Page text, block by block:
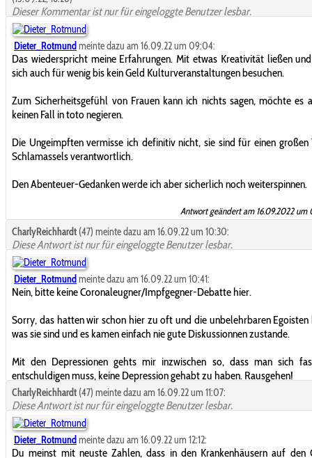
Dieser Kommentar ist nur für eingeloggte Benutzer lesbar.
Dieter_Rotmund meinte dazu am 16.09.22 um 09:04:
Das wiederspricht meine Erfahrungen. Mit etwas Kreativität ließen
sich auch für wenig bis kein Geld Kulturveranstaltungen besuchen.
Zum Sicherheitsgefühl von Frauen kann ich nichts sagen, möchte es
keinen Fall in toto negieren.
Die Ungeimpften vermisse ich definitiv nicht, sie sind für einen großen
Schlamassels verantwortlich.
Den Abenteuer-Gedanken werde ich aber sicherlich noch weiterspinnen.
Antwort geändert am 16.09.2022 um
CharlyReichhardt (47) meinte dazu am 16.09.22 um 10:30:
Diese Antwort ist nur für eingeloggte Benutzer lesbar.
Dieter_Rotmund meinte dazu am 16.09.22 um 10:41:
Nein, bitte keine Coronaleugner/Impfgegner-Debatte hier.
Sorry, das hatten wir schon hier zu oft und die unbelehrbaren Egoisten
was sie sind und es kamen einfach nie gute Diskussionnen zustande.
Mit den Depressionen gehts mir inzwischen so, dass man sich
entschuldigen muss, keine Depression gehabt zu haben. Rausgehen!
CharlyReichhardt (47) meinte dazu am 16.09.22 um 11:07:
Diese Antwort ist nur für eingeloggte Benutzer lesbar.
Dieter_Rotmund meinte dazu am 16.09.22 um 12:12:
Du meinst mit neuste Zahlen, dass in den Krankenhäusern auf den